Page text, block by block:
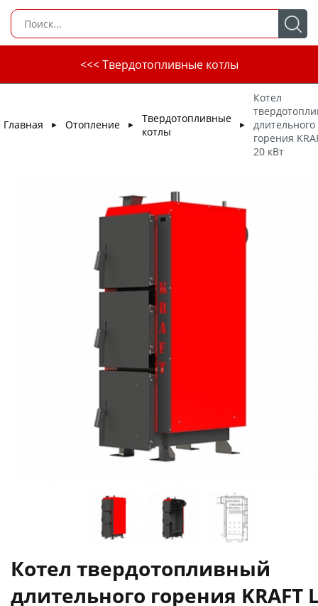
<<< Твердотопливные котлы
Главная ► Отопление ►
Твердотопливные
котлы
►
Котел
длительного
горения
20 кВт
Котел твердотопливный
длительного горения KRAFT